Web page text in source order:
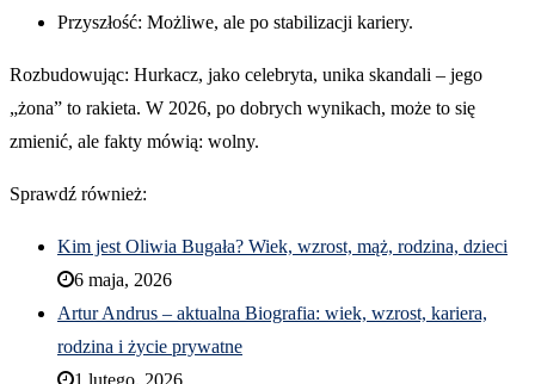
Przyszłość: Możliwe, ale po stabilizacji kariery.
Rozbudowując: Hurkacz, jako celebryta, unika skandali – jego
„żona” to rakieta. W 2026, po dobrych wynikach, może to się
zmienić, ale fakty mówią: wolny.
Sprawdź również:
Kim jest Oliwia Bugała? Wiek, wzrost, mąż, rodzina, dzieci
6 maja, 2026
Artur Andrus – aktualna Biografia: wiek, wzrost, kariera,
rodzina i życie prywatne
1 lutego, 2026